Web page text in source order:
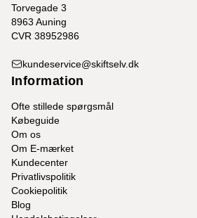
Torvegade 3
8963 Auning
CVR 38952986
kundeservice@skiftselv.dk
Information
Ofte stillede spørgsmål
Købeguide
Om os
Om E-mærket
Kundecenter
Privatlivspolitik
Cookiepolitik
Blog